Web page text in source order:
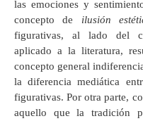
las emociones y
concepto de ilusión
figurativas, al lado del
aplicado a la literatura,
concepto general
la diferencia mediática
figurativas. Por otra parte,
aquello que la tradición